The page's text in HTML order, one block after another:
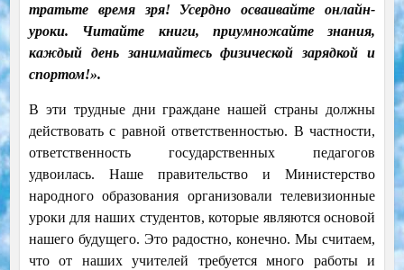
тратьте время зря! Усердно осваивайте онлайн-
уроки. Читайте книги, приумножайте знания,
каждый день занимайтесь физической зарядкой и
спортом!».
В эти трудные дни граждане нашей страны должны
действовать с равной ответственностью. В частности,
ответственность государственных педагогов
удвоилась. Наше правительство и Министерство
народного образования организовали телевизионные
уроки для наших студентов, которые являются основой
нашего будущего. Это радостно, конечно. Мы считаем,
что от наших учителей требуется много работы и